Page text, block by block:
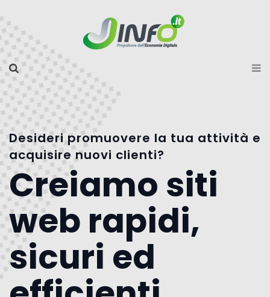
Desideri promuovere la tua attività e
acquisire nuovi clienti?
Creiamo siti
web rapidi,
sicuri ed